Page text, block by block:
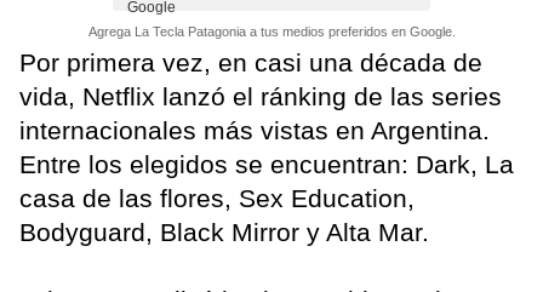
Agrega La Tecla Patagonia a tus medios preferidos en Google.
Por primera vez, en casi una década de
vida, Netflix lanzó el ránking de las series
internacionales más vistas en Argentina.
Entre los elegidos se encuentran: Dark, La
casa de las flores, Sex Education,
Bodyguard, Black Mirror y Alta Mar.